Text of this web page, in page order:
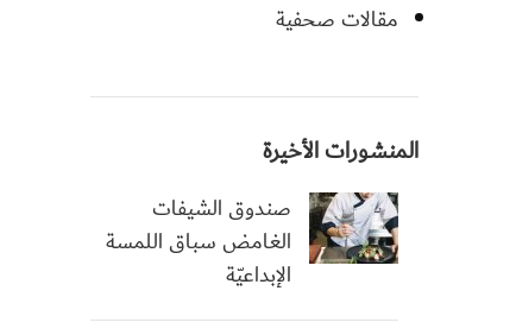
مقالات صحفية
المنشورات الأخيرة
صندوق الشيفات
الغامض سباق اللمسة
الإبداعيّة